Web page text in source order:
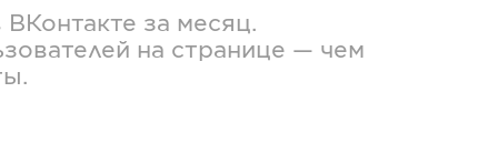
ВКонтакте за месяц.
на странице — чем